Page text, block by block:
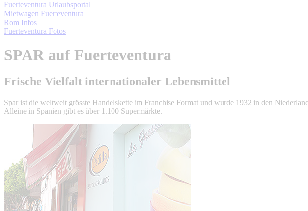
Fuerteventura Urlaubsportal
Mietwagen Fuerteventura
Rom Infos
Fuerteventura Fotos
SPAR auf Fuerteventura
Frische Vielfalt internationaler Lebensmittel
Spar ist die weltweit grösste Handelskette im Franchise Format und wurde 1932 in den
Alleine in Spanien gibt es über 1.100 Supermärkte.